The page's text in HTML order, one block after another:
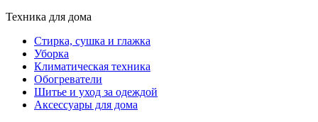
Техника для дома
Стирка, сушка и глажка
Уборка
Климатическая техника
Обогреватели
Шитье и уход за одеждой
Аксессуары для дома